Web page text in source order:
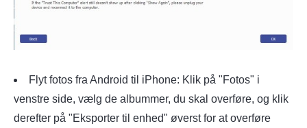
Trin 1.
Flyt fotos fra Android til iPhone: Klik på "Fotos" i
venstre side, vælg de albummer, du skal overføre, og klik
derefter på "Eksporter til enhed" øverst for at overføre